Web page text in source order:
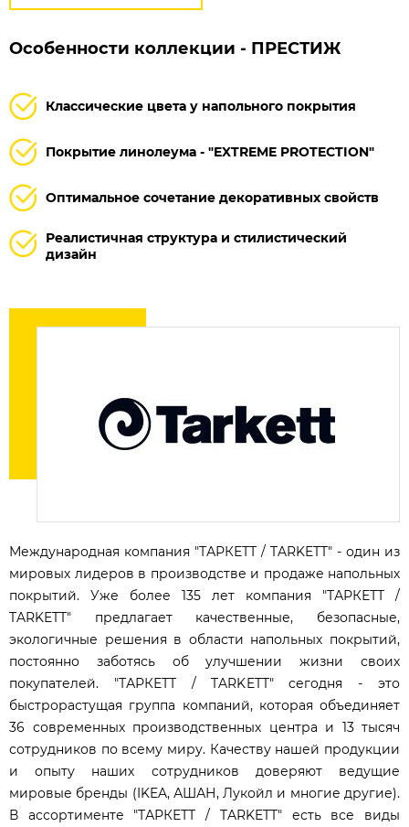
Особенности коллекции - ПРЕСТИЖ
Классические цвета у напольного покрытия
Покрытие линолеума - "EXTREME PROTECTION"
Оптимальное сочетание декоративных свойств
Реалистичная структура и стилистический
дизайн
Международная компания "ТАРКЕТТ / TARKETT" - один из
мировых лидеров в производстве и продаже напольных
покрытий. Уже более 135 лет компания "ТАРКЕТТ /
TARKETT" предлагает качественные, безопасные,
экологичные решения в области напольных покрытий,
постоянно заботясь об улучшении жизни своих
покупателей. "ТАРКЕТТ / TARKETT" cегодня - это
быстрорастущая группа компаний, которая объединяет
36 современных производственных центра и 13 тысяч
сотрудников по всему миру. Качеству нашей продукции
и опыту наших сотрудников доверяют ведущие
мировые бренды (IKEA, АШАН, Лукойл и многие другие).
В ассортименте "ТАРКЕТТ / TARKETT" есть все виды